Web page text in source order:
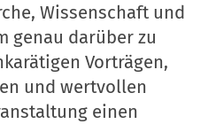
Wissenschaft und
genau darüber zu
Vorträgen,
und wertvollen
einen